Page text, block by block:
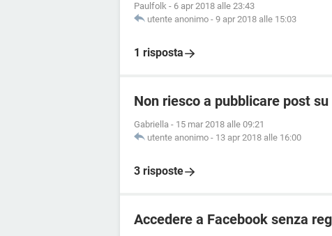
Paulfolk - 6 apr 2018 alle 23:43
utente anonimo - 9 apr 2018 alle 15:03
1 risposta
Non riesco a pubblicare post
Gabriella - 15 mar 2018 alle 09:21
utente anonimo - 13 apr 2018 alle 16:00
3 risposte
Accedere a Facebook senza